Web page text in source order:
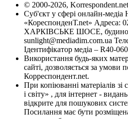
© 2000-2026, Korrespondent.net
Суб'єкт у сфері онлайн-медіа
«КореспонденТ.net» Адреса:
ХАРКІВСЬКЕ ШОСЕ, будинок
sunlight@mediadim.com.ua
Ідентифікатор медіа – R40-
Використання будь-яких
сайті, дозволяється за умови
Корреспондент.net.
При копіюванні матеріалів
і світу» , для інтернет -
відкрите для пошукових
Посилання має бути